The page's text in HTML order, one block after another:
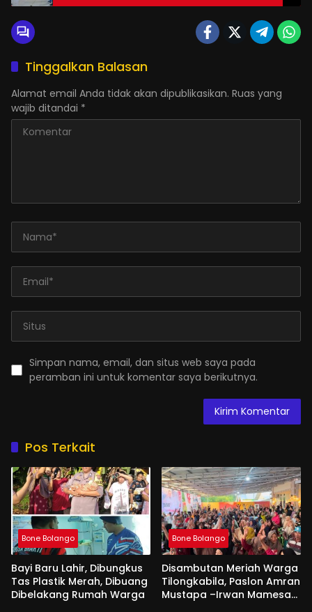
Tinggalkan Balasan
Alamat email Anda tidak akan dipublikasikan. Ruas yang
wajib ditandai *
Simpan nama, email, dan situs web saya pada
peramban ini untuk komentar saya berikutnya.
Pos Terkait
Bone Bolango
Bayi Baru Lahir, Dibungkus
Tas Plastik Merah, Dibuang
Dibelakang Rumah Warga
Bone Bolango
Disambutan Meriah Warga
Tilongkabila, Paslon Amran
Mustapa –Irwan Mamesah